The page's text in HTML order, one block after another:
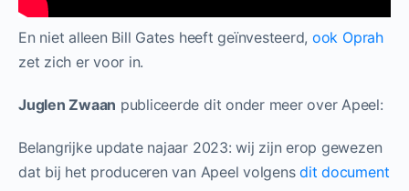
En niet alleen Bill Gates heeft geïnvesteerd, ook Oprah
zet zich er voor in.
Juglen Zwaan publiceerde dit onder meer over Apeel:
Belangrijke update najaar 2023: wij zijn erop gewezen
dat bij het produceren van Apeel volgensdit document